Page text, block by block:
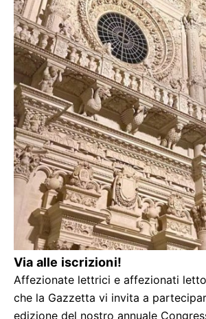
Via alle iscrizioni!
Affezionate lettrici e affezionati
che la Gazzetta vi invita a
edizione del nostro annuale